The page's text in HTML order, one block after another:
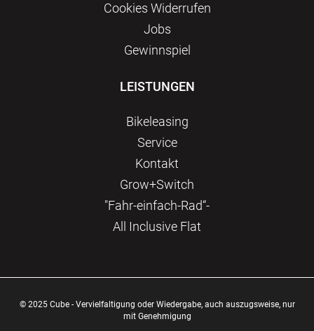
Сookies Widerrufen
Jobs
Gewinnspiel
LEISTUNGEN
Bikeleasing
Service
Kontakt
Grow+Switch
"Fahr-einfach-Rad“-
All Inclusive Flat
© 2025 Cube - Vervielfaltigung oder Wiedergabe, auch auszugsweise, nur
mit Genehmigung